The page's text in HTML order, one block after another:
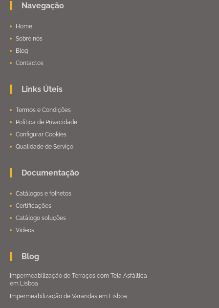
Navegação
Home
Sobre nós
Blog
Contactos
Links Úteis
Termos e Condições
Política de Privacidade
Configurar Cookies
Qualidade de Serviço
Documentação
Catálogos e folhetos
Certificações
Catálogo soluções
Videos
Blog
Impermeabilização de Terraços com Tela Asfáltica
em Lisboa
Impermeabilização de Varandas em Lisboa